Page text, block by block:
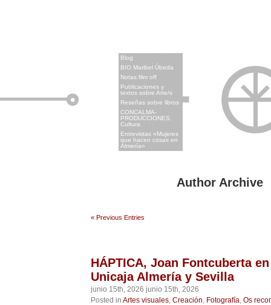
Blog
BIO Maribel Úbeda
Notas film off
Publicaciones y
textos sobre Arte/s
Reseñas sobre libros
CONCALMA-
PRODUCCIONES.
Cultura
Entrevistas «Mujeres
que hacen cosas en
Almería»
Author Archive
« Previous Entries
HÁPTICA, Joan Fontcuberta
Unicaja Almería y Sevilla
junio 15th, 2026 junio 15th, 2026
Posted in Artes visuales Creación Fotografía Os